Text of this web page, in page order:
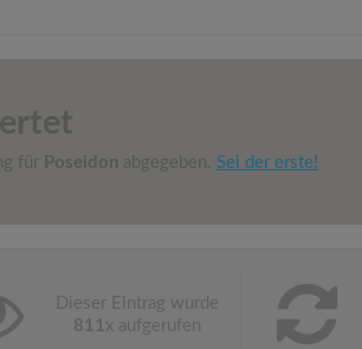
für Poseidon abgegeben. Sei der erste!
Dieser Eintrag wurde
811 x aufgerufen